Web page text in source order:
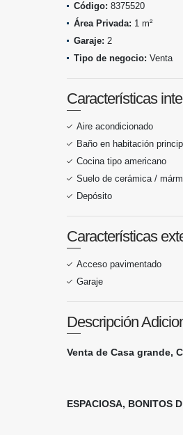
Código: 8375520
Área Privada: 1 m²
Garaje: 2
Tipo de negocio: Venta
Características
Aire acondicionado
Baño en habitación
Cocina tipo americano
Suelo de cerámica /
Depósito
Características
Acceso pavimentado
Garaje
Descripción
Venta de Casa grande,
ESPACIOSA, BONITOS